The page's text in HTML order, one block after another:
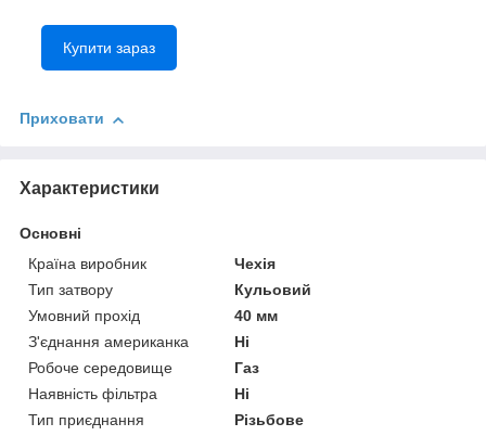
Купити зараз
Приховати
Характеристики
Основні
Країна виробник
Чехія
Тип затвору
Кульовий
Умовний прохід
40 мм
З'єднання американка
Ні
Робоче середовище
Газ
Наявність фільтра
Ні
Тип приєднання
Різьбове